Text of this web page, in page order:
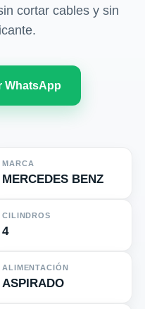
cortar cables y sin
WhatsApp
MARCA
MERCEDES BENZ
CILINDROS
4
ALIMENTACIÓN
ASPIRADO